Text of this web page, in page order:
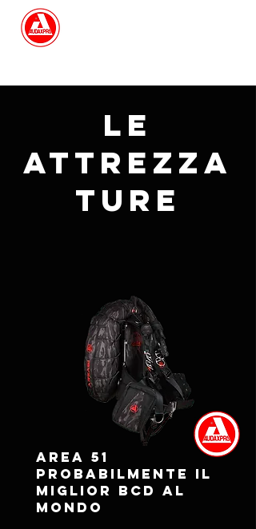
le
attrezza
ture
AREA 51
Probabilmente il
miglior BCD al
mondo